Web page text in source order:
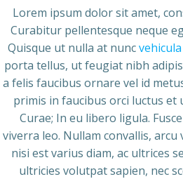
Lorem ipsum dolor sit amet,
Curabitur pellentesque neque
Quisque ut nulla at nuncvehicula
porta tellus, ut feugiat nibh
a felis faucibus ornare vel id
primis in faucibus orci luctus et
Curae; In eu libero ligula.
viverra leo. Nullam convallis, arcu
nisi est varius diam, ac ultrices
ultricies volutpat sapien, nec